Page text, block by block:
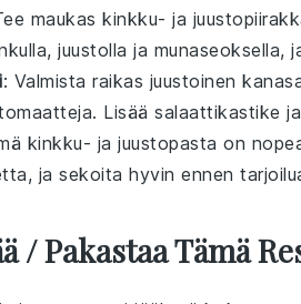
maukas kinkku- ja
, juustolla ja munaseoksella,
: Valmista raikas juustoinen
. Lisää salaattikastike
kinkku- ja juustopasta on
, ja sekoita hyvin ennen
/ Pakastaa Tämä